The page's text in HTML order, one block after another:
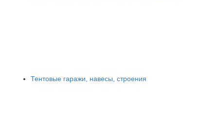
Тентовые гаражи, навесы, строения